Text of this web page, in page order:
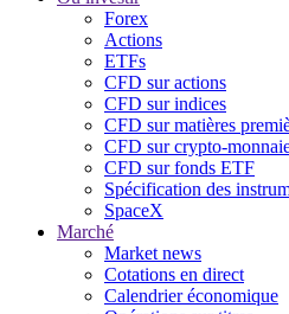
Forex
Actions
ETFs
CFD sur actions
CFD sur indices
CFD sur matières
CFD sur crypto-
CFD sur fonds ETF
Spécification des
SpaceX
Marché
Market news
Cotations en direct
Calendrier économique